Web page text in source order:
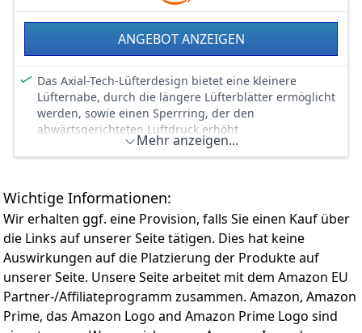
ANGEBOT ANZEIGEN
Das Axial-Tech-Lüfterdesign bietet eine kleinere
Lüfternabe, durch die längere Lüfterblätter ermöglicht
werden, sowie einen Sperrring, der den
abwärtsgerichteten Luftdruck erhöht
Ein Doppelkugellager hält bis zu doppelt so lange wie
hochwertigen Legierungen, Festpolymerkondensatoren
und eine Reihe von Hochstrom-Leistungsstufen
Mit dem Dual-BIOS kannst du ohne Software zwischen
den BIOS-Profilen Quiet und Performance umschalten
Die Auto-Extreme-Technologie nutzt
Automatisierungstechniken, um die Zuverlässigkeit zu
erhöhen
Eine Backplate mit Lüftungsöffnungen verhindert, dass
Mehr anzeigen...
Wichtige Informationen:
Wir erhalten ggf. eine Provision, falls Sie einen Kauf über
die Links auf unserer Seite tätigen. Dies hat keine
Auswirkungen auf die Platzierung der Produkte auf
unserer Seite. Unsere Seite arbeitet mit dem Amazon EU
Partner-/Affiliateprogramm zusammen. Amazon, Amazon
Prime, das Amazon Logo and Amazon Prime Logo sind